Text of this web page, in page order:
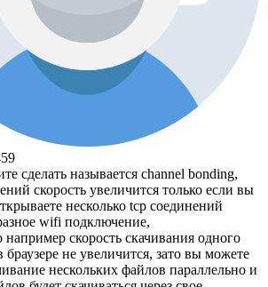
сделать называется channel bonding,
скорость увеличится только если вы
несколько tcp соединений
wifi подключение,
например скорость скачивания одного
не увеличится, зато вы можете
нескольких файлов параллельно и